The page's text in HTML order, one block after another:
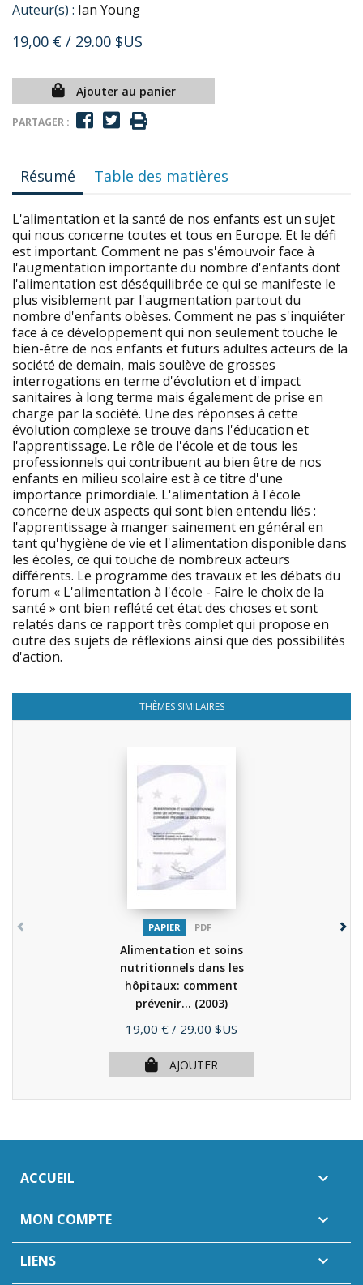
Auteur(s) : Ian Young
19,00 € / 29.00 $US
Ajouter au panier
PARTAGER :
Résumé Table des matières
L'alimentation et la santé de nos enfants est un sujet
qui nous concerne toutes et tous en Europe. Et le défi
est important. Comment ne pas s'émouvoir face à
l'augmentation importante du nombre d'enfants dont
l'alimentation est déséquilibrée ce qui se manifeste le
plus visiblement par l'augmentation partout du
nombre d'enfants obèses. Comment ne pas s'inquiéter
face à ce développement qui non seulement touche le
bien-être de nos enfants et futurs adultes acteurs de la
société de demain, mais soulève de grosses
interrogations en terme d'évolution et d'impact
sanitaires à long terme mais également de prise en
charge par la société. Une des réponses à cette
évolution complexe se trouve dans l'éducation et
l'apprentissage. Le rôle de l'école et de tous les
professionnels qui contribuent au bien être de nos
enfants en milieu scolaire est à ce titre d'une
importance primordiale. L'alimentation à l'école
concerne deux aspects qui sont bien entendu liés :
l'apprentissage à manger sainement en général en
tant qu'hygiène de vie et l'alimentation disponible dans
les écoles, ce qui touche de nombreux acteurs
différents. Le programme des travaux et les débats du
forum « L'alimentation à l'école - Faire le choix de la
santé » ont bien reflété cet état des choses et sont
relatés dans ce rapport très complet qui propose en
outre des sujets de réflexions ainsi que des possibilités
d'action.
THÈMES SIMILAIRES
PAPIER PDF
Alimentation et soins
nutritionnels dans les
hôpitaux: comment
prévenir... (2003)
Prix
19,00 € / 29.00 $US
AJOUTER
ACCUEIL 
MON COMPTE 
LIENS 